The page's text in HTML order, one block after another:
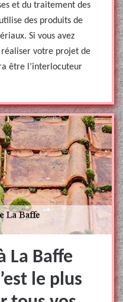
et du traitement des
des produits de
Si vous avez
réaliser votre projet de
être l’interlocuteur
La Baffe
le plus